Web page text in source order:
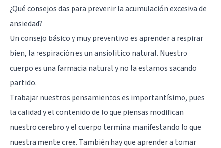
¿Qué consejos das para prevenir la acumulación excesiva de
ansiedad?
Un consejo básico y muy preventivo es aprender a respirar
bien, la respiración es un ansíolitico natural. Nuestro
cuerpo es una farmacia natural y no la estamos sacando
partido.
Trabajar nuestros pensamientos es importantísimo, pues
la calidad y el contenido de lo que piensas modifican
nuestro cerebro y el cuerpo termina manifestando lo que
nuestra mente cree. También hay que aprender a tomar